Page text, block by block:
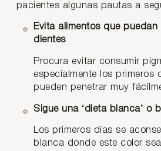
pacientes algunas pautas a
Evita alimentos que
dientes
Procura evitar consumir
especialmente los primeros
pueden penetrar muy
Sigue una ‘dieta blanca’ o
Los primeros días se
blanca donde este color